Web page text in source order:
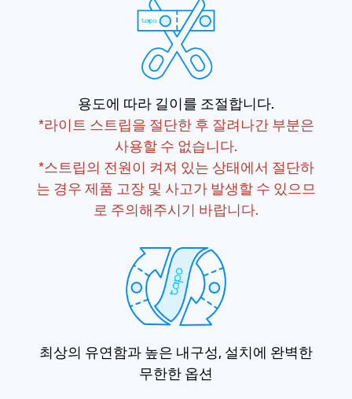
용도에 따라 길이를 조절합니다.
*라이트 스트립을 절단한 후 잘려나간 부분은
사용할 수 없습니다.
*스트립의 전원이 켜져 있는 상태에서 절단하
는 경우 제품 고장 및 사고가 발생할 수 있으므
로 주의해주시기 바랍니다.
최상의 유연함과 높은 내구성, 설치에 완벽한
무한한 옵션